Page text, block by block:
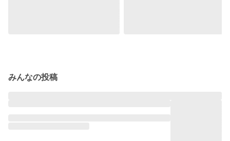
みんなの投稿